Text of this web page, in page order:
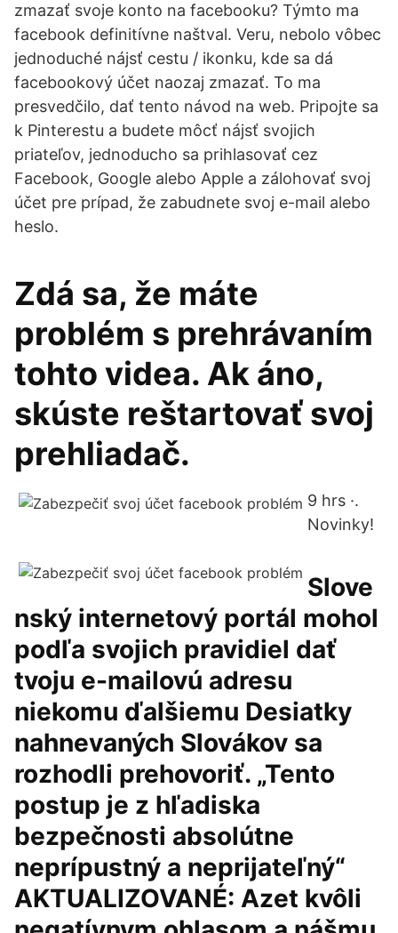
zmazať svoje konto na facebooku? Týmto ma
facebook definitívne naštval. Veru, nebolo vôbec
jednoduché nájsť cestu / ikonku, kde sa dá
facebookový účet naozaj zmazať. To ma
presvedčilo, dať tento návod na web. Pripojte sa
k Pinterestu a budete môcť nájsť svojich
priateľov, jednoducho sa prihlasovať cez
Facebook, Google alebo Apple a zálohovať svoj
účet pre prípad, že zabudnete svoj e-mail alebo
heslo.
Zdá sa, že máte
problém s prehrávaním
tohto videa. Ak áno,
skúste reštartovať svoj
prehliadač.
9 hrs ·.
Novinky!
Slove
nský internetový portál mohol
podľa svojich pravidiel dať
tvoju e-mailovú adresu
niekomu ďalšiemu Desiatky
nahnevaných Slovákov sa
rozhodli prehovoriť. „Tento
postup je z hľadiska
bezpečnosti absolútne
neprípustný a neprijateľný“
AKTUALIZOVANÉ: Azet kvôli